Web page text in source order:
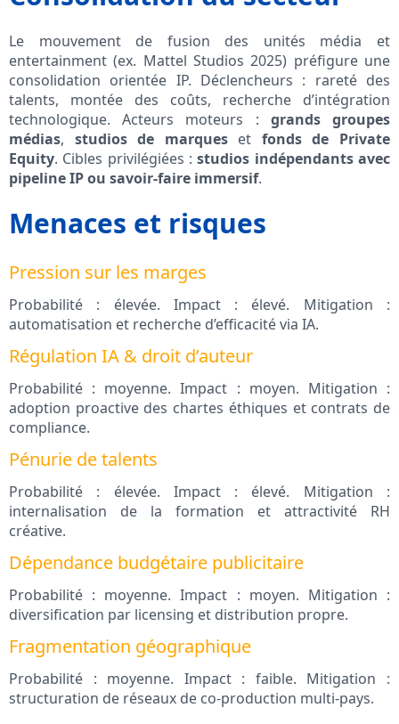
Le mouvement de fusion des unités média et
entertainment (ex. Mattel Studios 2025) préfigure une
consolidation orientée IP. Déclencheurs : rareté des
talents, montée des coûts, recherche d’intégration
technologique. Acteurs moteurs : grands groupes
médias, studios de marqueset fonds de Private
Equity. Cibles privilégiées :studios indépendants avec
pipeline IP ou savoir‑faire immersif.
Menaces et risques
Pression sur les marges
Probabilité : élevée. Impact : élevé. Mitigation :
automatisation et recherche d’efficacité via IA.
Régulation IA & droit d’auteur
Probabilité : moyenne. Impact : moyen. Mitigation :
adoption proactive des chartes éthiques et contrats de
compliance.
Pénurie de talents
Probabilité : élevée. Impact : élevé. Mitigation :
internalisation de la formation et attractivité RH
créative.
Dépendance budgétaire publicitaire
Probabilité : moyenne. Impact : moyen. Mitigation :
diversification par licensing et distribution propre.
Fragmentation géographique
Probabilité : moyenne. Impact : faible. Mitigation :
structuration de réseaux de co‑production multi‑pays.